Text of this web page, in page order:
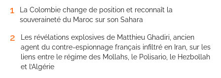
1
La Colombie change de position et reconnaît la
souveraineté du Maroc sur son Sahara
2
Les révélations explosives de Matthieu Ghadiri, ancien
agent du contre-espionnage français infiltré en Iran, sur les
liens entre le régime des Mollahs, le Polisario, le Hezbollah
et l’Algérie